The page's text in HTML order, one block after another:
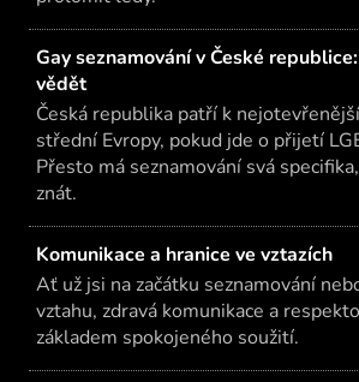
Gay seznamování v České
vědět
Česká republika patří k
střední Evropy, pokud jde o přijetí
Přesto má seznamování svá
znát.
Komunikace a hranice ve vztazích
Ať už jsi na začátku seznamování
vztahu, zdravá komunikace a
základem spokojeného soužití.